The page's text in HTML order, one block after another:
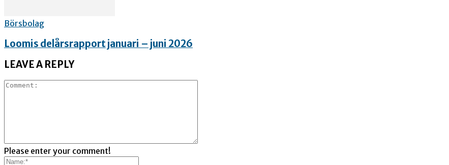
Börsbolag
Loomis delårsrapport januari – juni 2026
LEAVE A REPLY
Please enter your comment!